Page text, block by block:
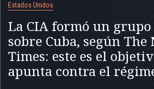
Estados Unidos
La CIA formó un grupo
sobre Cuba, según The
Times: este es el
apunta contra el